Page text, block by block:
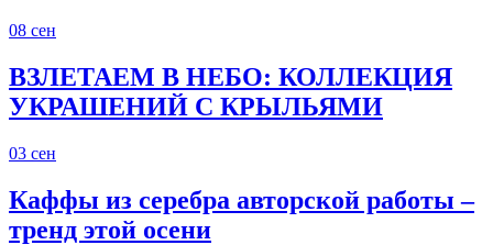
08 сен
ВЗЛЕТАЕМ В НЕБО: КОЛЛЕКЦИЯ
УКРАШЕНИЙ С КРЫЛЬЯМИ
03 сен
Каффы из серебра авторской работы –
тренд этой осени